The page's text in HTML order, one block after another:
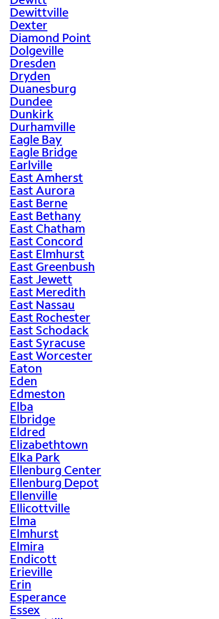
Dewittville
Dexter
Diamond Point
Dolgeville
Dresden
Dryden
Duanesburg
Dundee
Dunkirk
Durhamville
Eagle Bay
Eagle Bridge
Earlville
East Amherst
East Aurora
East Berne
East Bethany
East Chatham
East Concord
East Elmhurst
East Greenbush
East Jewett
East Meredith
East Nassau
East Rochester
East Schodack
East Syracuse
East Worcester
Eaton
Eden
Edmeston
Elba
Elbridge
Eldred
Elizabethtown
Elka Park
Ellenburg Center
Ellenburg Depot
Ellenville
Ellicottville
Elma
Elmhurst
Elmira
Endicott
Erieville
Erin
Esperance
Essex